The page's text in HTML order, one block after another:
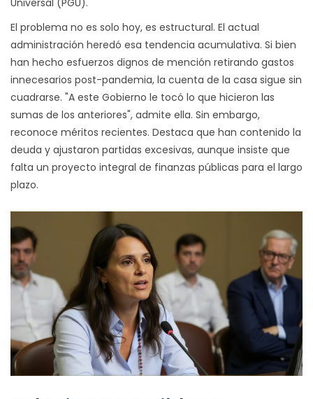
Universal (PGU).
El problema no es solo hoy, es estructural. El actual
administración heredó esa tendencia acumulativa. Si bien
han hecho esfuerzos dignos de mención retirando gastos
innecesarios post-pandemia, la cuenta de la casa sigue sin
cuadrarse. "A este Gobierno le tocó lo que hicieron las
sumas de los anteriores", admite ella. Sin embargo,
reconoce méritos recientes. Destaca que han contenido la
deuda y ajustaron partidas excesivas, aunque insiste que
falta un proyecto integral de finanzas públicas para el largo
plazo.